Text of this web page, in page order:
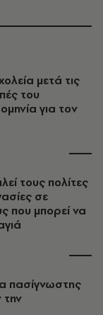
μετά τις
του
για τον
τους πολίτες
σε
που μπορεί να
πασίγνωστης